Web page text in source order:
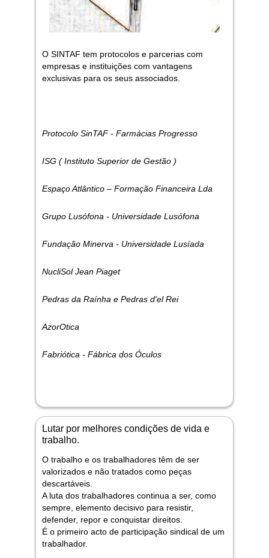
O SINTAF tem protocolos e parcerias com
empresas e instituições com vantagens
exclusivas para os seus associados.
Protocolo SinTAF - Farmácias Progresso
ISG ( Instituto Superior de Gestão )
Espaço Atlântico – Formação Financeira Lda
Grupo Lusófona - Universidade Lusófona
Fundação Minerva - Universidade Lusíada
NucliSol Jean Piaget
Pedras da Raínha e Pedras d'el Rei
AzorOtica
Fabriótica - Fábrica dos Óculos
Lutar por melhores condições de vida e
trabalho.
O trabalho e os trabalhadores têm de ser
valorizados e não tratados como peças
descartáveis.
A luta dos trabalhadores continua a ser, como
sempre, elemento decisivo para resistir,
defender, repor e conquistar direitos.
É o primeiro acto de participação sindical de um
trabalhador.